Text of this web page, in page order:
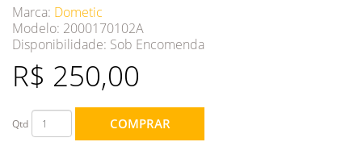
Marca: Dometic
Modelo: 2000170102A
Disponibilidade: Sob Encomenda
R$ 250,00
Qtd COMPRAR